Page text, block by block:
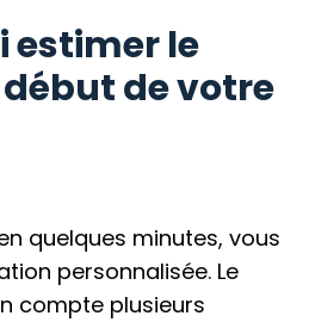
estimer le
de votre
quelques minutes, vous
personnalisée. Le
compte plusieurs